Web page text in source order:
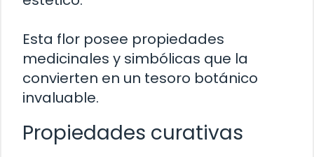
Esta flor posee propiedades
medicinales y simbólicas que la
convierten en un tesoro botánico
invaluable.
Propiedades curativas